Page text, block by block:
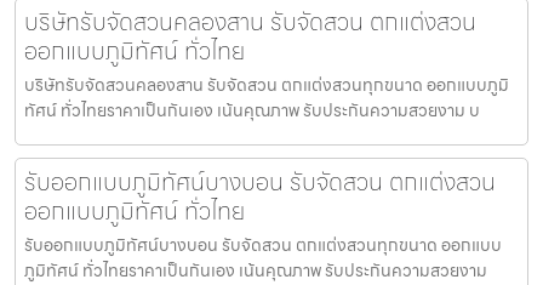
บริษัทรับจัดสวนคลองสาน รับจัดสวน ตกแต่งสวน
ออกแบบภูมิทัศน์ ทั่วไทย
บริษัทรับจัดสวนคลองสาน รับจัดสวน ตกแต่งสวนทุกขนาด ออกแบบภูมิ
ทัศน์ ทั่วไทยราคาเป็นกันเอง เน้นคุณภาพ รับประกันความสวยงาม บ
รับออกแบบภูมิทัศน์บางบอน รับจัดสวน ตกแต่งสวน
ออกแบบภูมิทัศน์ ทั่วไทย
รับออกแบบภูมิทัศน์บางบอน รับจัดสวน ตกแต่งสวนทุกขนาด ออกแบบ
ภูมิทัศน์ ทั่วไทยราคาเป็นกันเอง เน้นคุณภาพ รับประกันความสวยงาม